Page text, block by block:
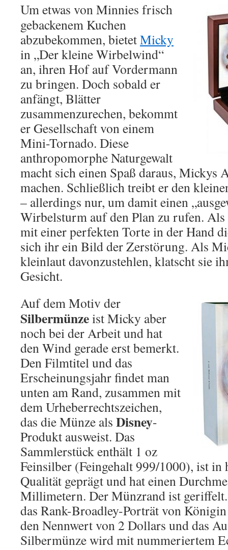
Um etwas von Minnies frisch
gebackenem Kuchen
abzubekommen, bietetMicky
in „Der kleine Wirbelwind“
an, ihren Hof auf Vordermann
zu bringen. Doch sobald er
anfängt, Blätter
zusammenzurechen, bekommt
er Gesellschaft von einem
Mini-Tornado. Diese
anthropomorphe Naturgewalt
macht sich einen Spaß daraus, Mickys
machen. Schließlich treibt er den
– allerdings nur, um damit einen
Wirbelsturm auf den Plan zu rufen. Als
mit einer perfekten Torte in der Hand
sich ihr ein Bild der Zerstörung. Als
kleinlaut davonzustehlen, klatscht sie
Gesicht.
Auf dem Motiv der
Silbermünzeist Micky aber
noch bei der Arbeit und hat
den Wind gerade erst bemerkt.
Den Filmtitel und das
Erscheinungsjahr findet man
unten am Rand, zusammen mit
dem Urheberrechtszeichen,
das die Münze als Disney-
Produkt ausweist. Das
Sammlerstück enthält 1 oz
Feinsilber (Feingehalt 999/1000), ist in
Qualität geprägt und hat einen
Millimetern. Der Münzrand ist
das Rank-Broadley-Porträt von
den Nennwert von 2 Dollars und das
Silbermünze wird mit nummeriertem